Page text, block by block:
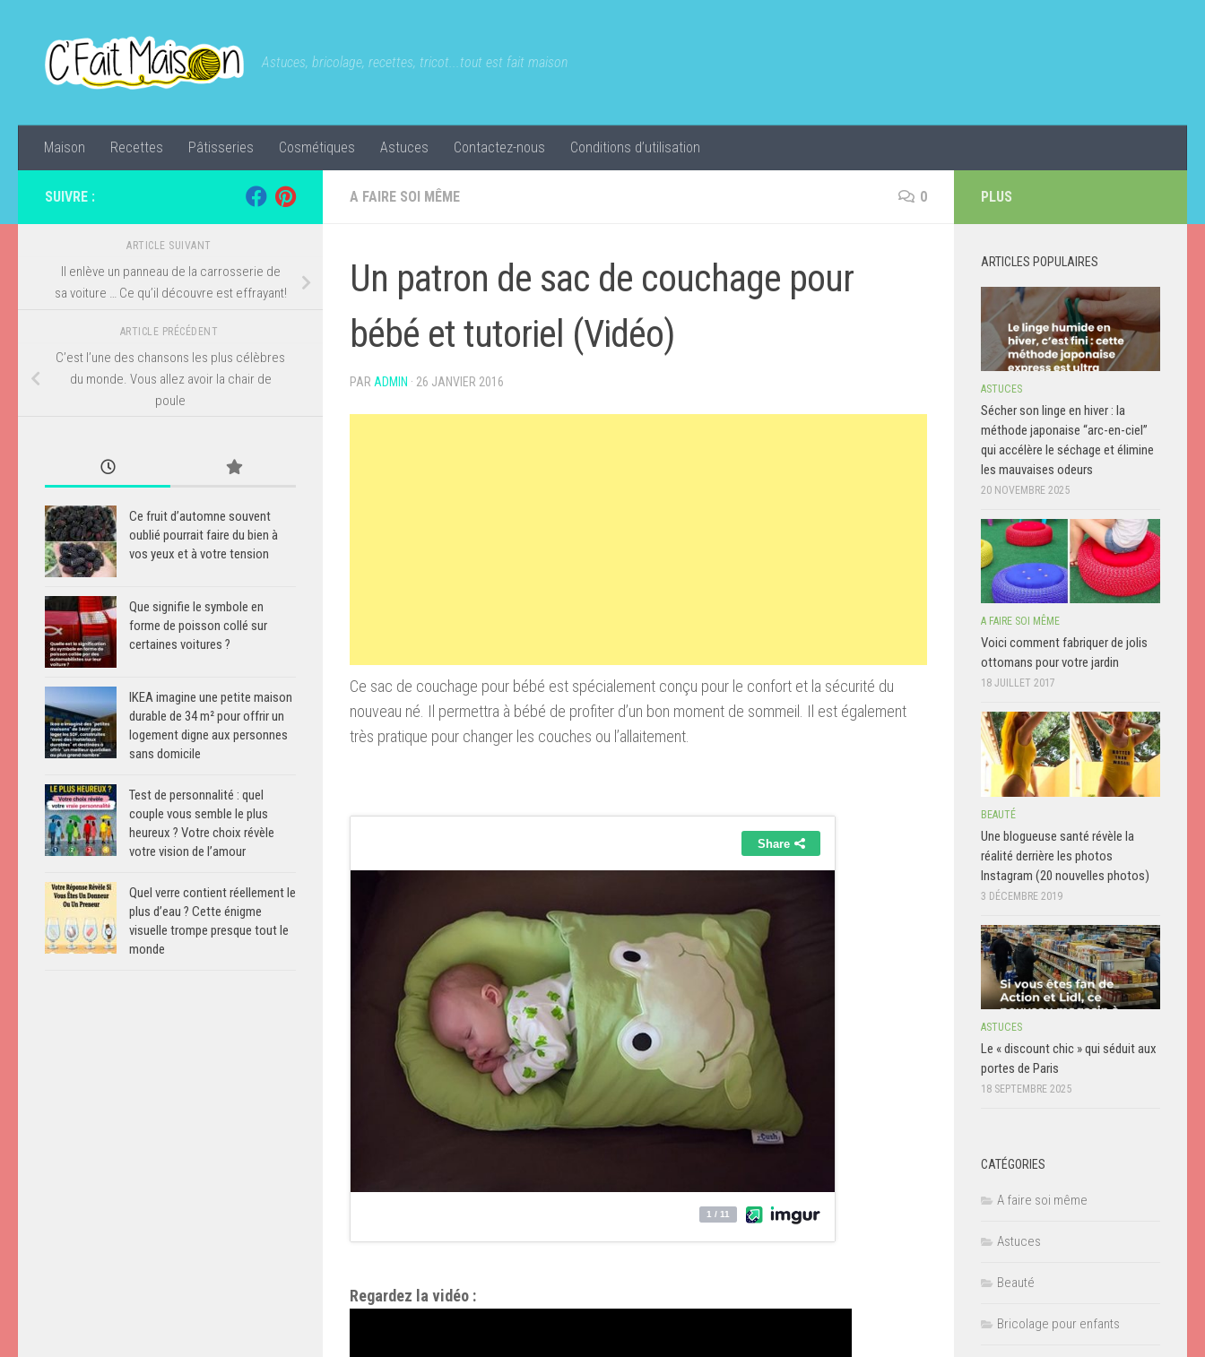
Astuces, bricolage, recettes, tricot...tout est fait maison
Maison Recettes Pâtisseries Cosmétiques Astuces Contactez-nous Conditions d’utilisation
A FAIRE SOI MÊME 0
Un patron de sac de couchage pour
bébé et tutoriel (Vidéo)
PAR ADMIN · 26 JANVIER 2016
Ce sac de couchage pour bébé est spécialement conçu pour le confort et la sécurité du
nouveau né. Il permettra à bébé de profiter d’un bon moment de sommeil. Il est également
très pratique pour changer les couches ou l’allaitement.
Regardez la vidéo :
SUIVRE :
ARTICLE SUIVANT
Il enlève un panneau de la carrosserie de
sa voiture … Ce qu’il découvre est effrayant!
ARTICLE PRÉCÉDENT
C’est l’une des chansons les plus célèbres
du monde. Vous allez avoir la chair de
poule
Ce fruit d’automne souvent
oublié pourrait faire du bien à
vos yeux et à votre tension
Que signifie le symbole en
forme de poisson collé sur
certaines voitures ?
IKEA imagine une petite maison
durable de 34 m² pour offrir un
logement digne aux personnes
sans domicile
Test de personnalité : quel
couple vous semble le plus
heureux ? Votre choix révèle
votre vision de l’amour
Quel verre contient réellement le
plus d’eau ? Cette énigme
visuelle trompe presque tout le
monde
PLUS
ARTICLES POPULAIRES
ASTUCES
Sécher son linge en hiver : la
méthode japonaise “arc-en-ciel”
qui accélère le séchage et élimine
les mauvaises odeurs
20 NOVEMBRE 2025
A FAIRE SOI MÊME
Voici comment fabriquer de jolis
ottomans pour votre jardin
18 JUILLET 2017
BEAUTÉ
Une blogueuse santé révèle la
réalité derrière les photos
Instagram (20 nouvelles photos)
3 DÉCEMBRE 2019
ASTUCES
Le « discount chic » qui séduit aux
portes de Paris
18 SEPTEMBRE 2025
CATÉGORIES
A faire soi même
Astuces
Beauté
Bricolage pour enfants